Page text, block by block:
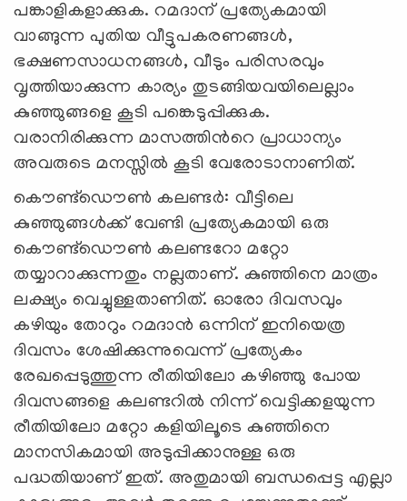
പങ്കാളികളാക്കുക. റമദാന് പ്രത്യേകമായി
വാങ്ങുന്ന പുതിയ വീട്ടുപകരണങ്ങള്‍,
ഭക്ഷണസാധനങ്ങള്‍, വീടും പരിസരവും
വൃത്തിയാക്കുന്ന കാര്യം തുടങ്ങിയവയിലെല്ലാം
കുഞ്ഞുങ്ങളെ കൂടി പങ്കെടുപ്പിക്കുക.
വരാനിരിക്കുന്ന മാസത്തിന്‍റെ പ്രാധാന്യം
അവരുടെ മനസ്സില്‍ കൂടി വേരോടാനാണിത്.
കൌണ്ട്ഡൌണ്‍ കലണ്ടര്‍: വീട്ടിലെ
കുഞ്ഞുങ്ങള്‍ക്ക് വേണ്ടി പ്രത്യേകമായി ഒരു
കൌണ്ട്ഡൌണ്‍ കലണ്ടറോ മറ്റോ
തയ്യാറാക്കുന്നതും നല്ലതാണ്. കുഞ്ഞിനെ മാത്രം
ലക്ഷ്യം വെച്ചുള്ളതാണിത്. ഓരോ ദിവസവും
കഴിയും തോറും റമദാന്‍ ഒന്നിന് ഇനിയെത്ര
ദിവസം ശേഷിക്കുന്നുവെന്ന് പ്രത്യേകം
രേഖപ്പെടുത്തുന്ന രീതിയിലോ കഴിഞ്ഞു പോയ
ദിവസങ്ങളെ കലണ്ടറില്‍ നിന്ന് വെട്ടിക്കളയുന്ന
രീതിയിലോ മറ്റോ കളിയിലൂടെ കുഞ്ഞിനെ
മാനസികമായി അടുപ്പിക്കാനുള്ള ഒരു
പദ്ധതിയാണ് ഇത്. അതുമായി ബന്ധപ്പെട്ട എല്ലാ